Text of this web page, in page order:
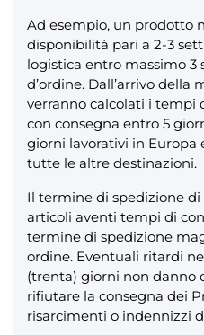
Ad esempio, un prodotto
disponibilità pari a 2-3
logistica entro massimo
d’ordine. Dall’arrivo della
verranno calcolati i tempi
con consegna entro 5
giorni lavorativi in Europa
tutte le altre destinazioni.
Il termine di spedizione
articoli aventi tempi di
termine di spedizione
ordine. Eventuali ritardi
(trenta) giorni non danno
rifiutare la consegna dei
risarcimenti o indennizzi